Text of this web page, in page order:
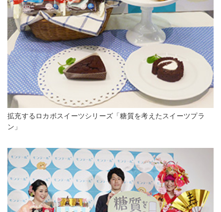
拡充するロカボスイーツシリーズ「糖質を考えたスイーツプラ
ン」